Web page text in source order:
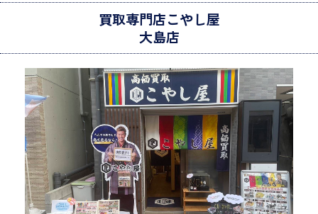
買取専門店こやし屋
大島店